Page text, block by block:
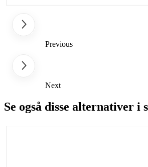
Previous
Next
Se også disse alternativer i